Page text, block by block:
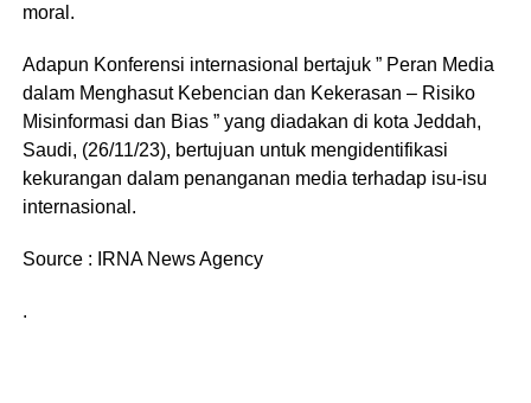
moral.
Adapun Konferensi internasional bertajuk ” Peran Media
dalam Menghasut Kebencian dan Kekerasan – Risiko
Misinformasi dan Bias ” yang diadakan di kota Jeddah,
Saudi, (26/11/23), bertujuan untuk mengidentifikasi
kekurangan dalam penanganan media terhadap isu-isu
internasional.
Source : IRNA News Agency
.